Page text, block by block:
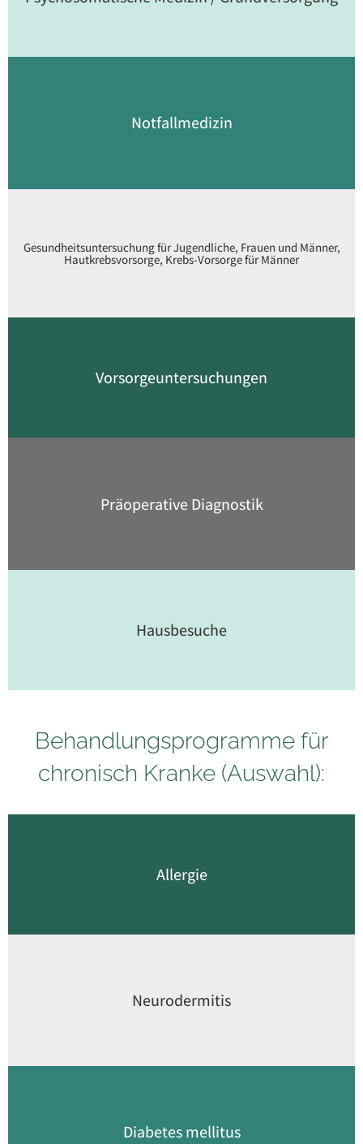
Hausbesuche
Präoperative Diagnostik
Vorsorge­untersuchungen
Gesundheitsuntersuchung für Jugendliche, Frauen und Männer,
Hautkrebsvorsorge, Krebs-Vorsorge für Männer
Notfallmedizin
Behandlungsprogramme für
chronisch Kranke (Auswahl):
Allergie
Neurodermitis
Diabetes mellitus